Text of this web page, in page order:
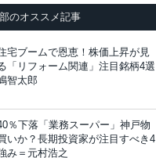
のオススメ記事
宅ブームで恩恵！株価上昇が見
「リフォーム関連」注目銘柄4選
智太郎
％下落「業務スーパー」神戸物
いか？長期投資家が注目すべき4
み＝元村浩之